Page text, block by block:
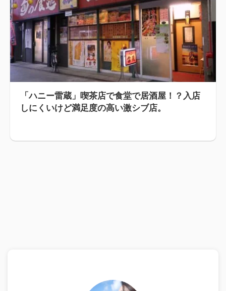
「ハニー雷蔵」喫茶店で食堂で居酒屋！？入店
しにくいけど満足度の高い激シブ店。